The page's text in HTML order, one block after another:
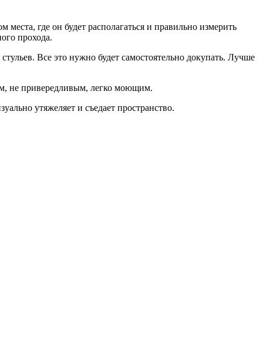
где он будет располагаться и правильно измерить
прохода.
Все это нужно будет самостоятельно докупать. Лучше
не привередливым, легко моющим.
утяжеляет и съедает пространство.